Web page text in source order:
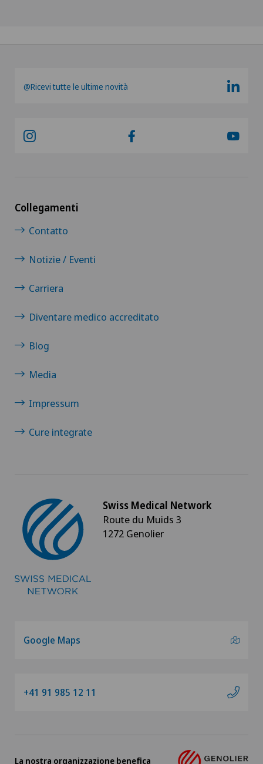
@Ricevi tutte le ultime novità
Collegamenti
Contatto
Notizie / Eventi
Carriera
Diventare medico accreditato
Blog
Media
Impressum
Cure integrate
Swiss Medical Network
Route du Muids 3
1272 Genolier
Google Maps
+41 91 985 12 11
La nostra organizzazione benefica